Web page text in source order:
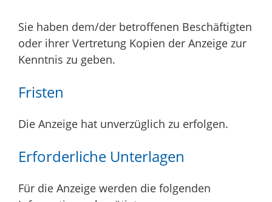
Sie haben dem/der betroffenen Beschäftigten
oder ihrer Vertretung Kopien der Anzeige zur
Kenntnis zu geben.
Fristen
Die Anzeige hat unverzüglich zu erfolgen.
Erforderliche Unterlagen
Für die Anzeige werden die folgenden